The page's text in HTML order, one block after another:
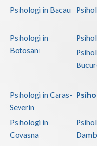
Psihologi in Bacau
Psihologi in
Botosani
Psihologi in Caras-
Severin
Psihologi in
Covasna